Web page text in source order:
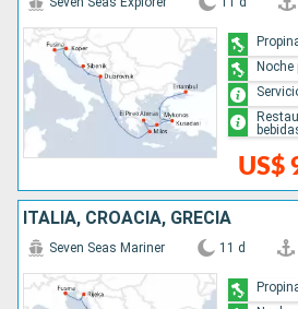
US$
Noche
ITALIA, CROACIA, GRECIA
Seven Seas Mariner 11 d